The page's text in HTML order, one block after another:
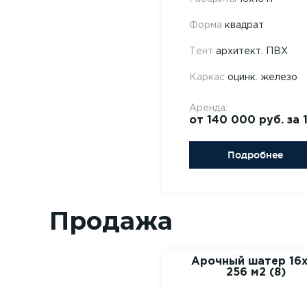
Форма квадрат
Тент архитект. ПВХ
Каркасоцинк. железо
Аренда:
от 140 000 руб. за
Подробнее
Продажа
Арочный шатер
256 м2 (8)